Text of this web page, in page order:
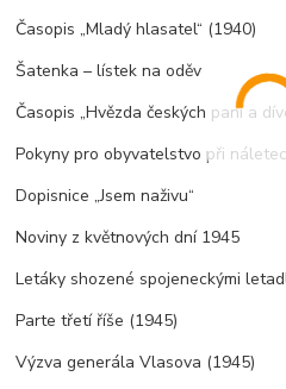
Časopis „Mladý hlasatel“ (1940)
Šatenka – lístek na oděv
Časopis „Hvězda českých paní a
Pokyny pro obyvatelstvo při
Dopisnice „Jsem naživu“
Noviny z květnových dní 1945
Letáky shozené spojeneckými
Parte třetí říše (1945)
Výzva generála Vlasova (1945)